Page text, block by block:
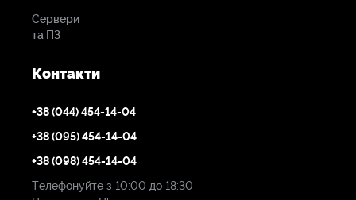
Сервери
та ПЗ
Контакти
+38 (044) 454-14-04
+38 (095) 454-14-04
+38 (098) 454-14-04
Телефонуйте з 10:00 до 18:30